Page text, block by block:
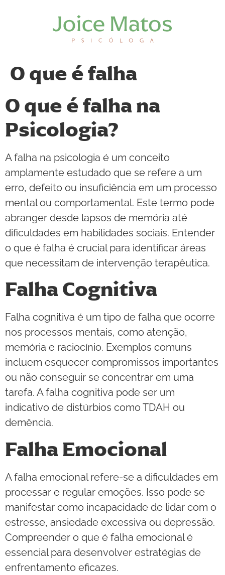
O que é falha
O que é falha na
Psicologia?
A falha na psicologia é um conceito
amplamente estudado que se refere a um
erro, defeito ou insuficiência em um processo
mental ou comportamental. Este termo pode
abranger desde lapsos de memória até
dificuldades em habilidades sociais. Entender
o que é falha é crucial para identificar áreas
que necessitam de intervenção terapêutica.
Falha Cognitiva
Falha cognitiva é um tipo de falha que ocorre
nos processos mentais, como atenção,
memória e raciocínio. Exemplos comuns
incluem esquecer compromissos importantes
ou não conseguir se concentrar em uma
tarefa. A falha cognitiva pode ser um
indicativo de distúrbios como TDAH ou
demência.
Falha Emocional
A falha emocional refere-se a dificuldades em
processar e regular emoções. Isso pode se
manifestar como incapacidade de lidar com o
estresse, ansiedade excessiva ou depressão.
Compreender o que é falha emocional é
essencial para desenvolver estratégias de
enfrentamento eficazes.